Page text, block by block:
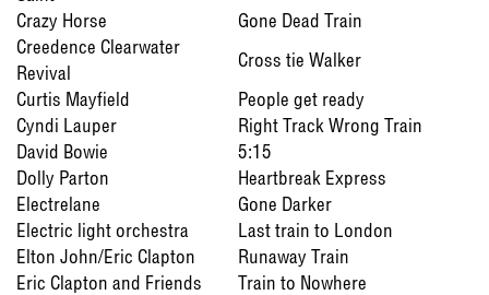
Crazy Horse
Gone Dead Train
Creedence Clearwater
Revival
Cross tie Walker
Curtis Mayfield
People get ready
Cyndi Lauper
Right Track Wrong Train
David Bowie
5:15
Dolly Parton
Heartbreak Express
Electrelane
Gone Darker
Electric light orchestra
Last train to London
Elton John/Eric Clapton
Runaway Train
Eric Clapton and Friends
Train to Nowhere